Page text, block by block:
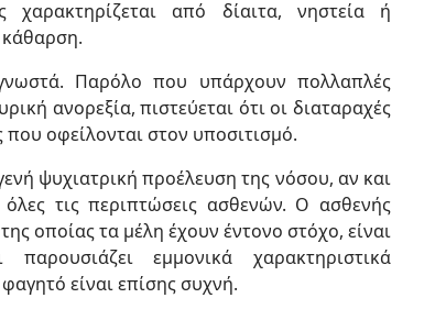
χαρακτηρίζεται από δίαιτα, νηστεία ή
Παρόλο που υπάρχουν πολλαπλές
ανορεξία, πιστεύεται ότι οι διαταραχές
που οφείλονται στον υποσιτισμό.
ψυχιατρική προέλευση της νόσου, αν και
τις περιπτώσεις ασθενών. Ο ασθενής
οποίας τα μέλη έχουν έντονο στόχο, είναι
εμμονικά χαρακτηριστικά
είναι επίσης συχνή.